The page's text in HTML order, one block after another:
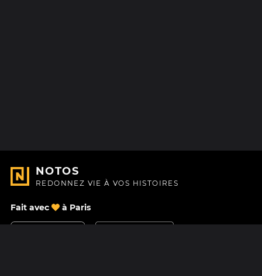
NOTOS
REDONNEZ VIE À VOS HISTOIRES
Fait avec à Paris